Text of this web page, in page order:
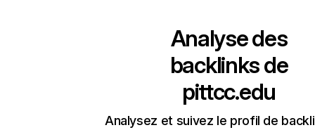
Analyse des
backlinks de
pittcc.edu
Analysez et suivez le profil de